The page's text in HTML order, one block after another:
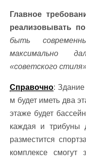
Главное
реализовывать
быть
максимально
«советского
Справочно:
м будет иметь два
этаже будет
каждая и трибуны
разместится
комплексе смогут